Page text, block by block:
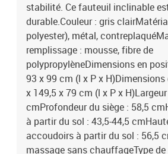
stabilité. Ce fauteuil inclinable
durable.Couleur : gris
polyester), métal,
remplissage : mousse, fibre de
polypropylèneDimensions en
93 x 99 cm (l x P x
x 149,5 x 79 cm (l x P x
cmProfondeur du siège : 58,5
à partir du sol : 43,5-44,5
accoudoirs à partir du sol : 56,5
massage sans chauffageType